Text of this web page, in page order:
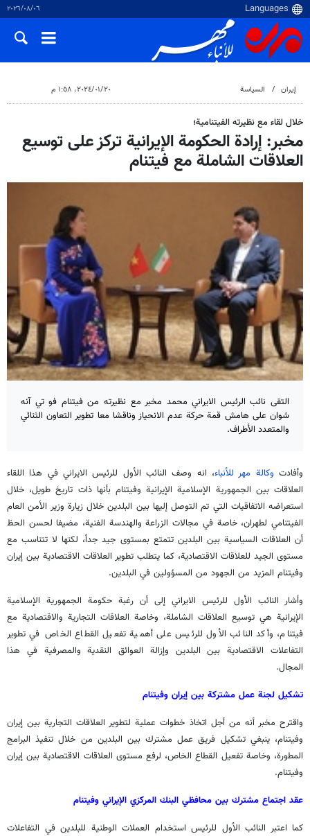
٠٦‏/٠٨‏/٢٠٢٦
إيران السياسة ٢٠‏/٠١‏/٢٠٢٤، ١:٥٨ م
خلال لقاء مع نظيرته الفيتنامية؛
مخبر: إرادة الحكومة الإيرانية تركز على توسيع
العلاقات الشاملة مع فيتنام
التقى نائب الرئيس الايراني محمد مخبر مع نظيرته من فيتنام فو تي آنه
شوان على هامش قمة حركة عدم الانحياز وناقشا معا تطوير التعاون الثنائي
والمتعدد الأطراف.
وأفادت وكالة مهر للأنباء، انه وصف النائب الأول للرئيس الايراني في هذا اللقاء
العلاقات بين الجمهورية الإسلامية الإيرانية وفيتنام بأنها ذات تاريخ طويل، خلال
استعراضه الاتفاقيات التي تم التوصل إليها بين البلدين خلال زيارة وزير الأمن العام
الفيتنامي لطهران، خاصة في مجالات الزراعة والهندسة الفنية، مضيفا لحسن الحظ
أن العلاقات السياسية بين البلدين تتمتع بمستوى جيد جداً، لكنها لا تتناسب مع
مستوى الجید للعلاقات الاقتصادية، كما يتطلب تطوير العلاقات الاقتصادية بين إيران
وفيتنام المزيد من الجهود من المسؤولين في البلدين.
وأشار النائب الأول للرئيس الايراني إلى أن رغبة حكومة الجمهورية الإسلامية
الإيرانية هي توسيع العلاقات الشاملة، وخاصة العلاقات التجارية والاقتصادية مع
فيتنام، وأكد النائب الأول للرئيس على أهمية تفعيل القطاع الخاص في تطوير
التفاعلات الاقتصادية بين البلدين وإزالة العوائق النقدية والمصرفية في هذا
المجال.
تشكيل لجنة عمل مشتركة بين إيران وفيتنام
واقترح مخبر أنه من أجل اتخاذ خطوات عملية لتطوير العلاقات التجارية بين إيران
وفيتنام، ينبغي تشكيل فريق عمل مشترك بين البلدين من خلال تنفيذ البرامج
المطورة، وخاصة تفعيل القطاع الخاص، لرفع مستوى العلاقات الاقتصادية بين إيران
وفيتنام.
عقد اجتماع مشترك بين محافظي البنك المركزي الإيراني وفيتنام
كما اعتبر النائب الأول للرئيس استخدام العملات الوطنية للبلدين في التفاعلات